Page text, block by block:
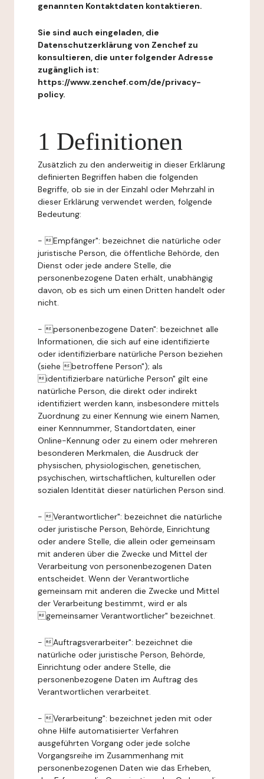
genannten Kontaktdaten kontaktieren.
Sie sind auch eingeladen, die
Datenschutzerklärung von Zenchef zu
konsultieren, die unter folgender Adresse
zugänglich ist:
https://www.zenchef.com/de/privacy-
policy.
1 Definitionen
Zusätzlich zu den anderweitig in dieser Erklärung
definierten Begriffen haben die folgenden
Begriffe, ob sie in der Einzahl oder Mehrzahl in
dieser Erklärung verwendet werden, folgende
Bedeutung:
- Empfänger": bezeichnet die natürliche oder
juristische Person, die öffentliche Behörde, den
Dienst oder jede andere Stelle, die
personenbezogene Daten erhält, unabhängig
davon, ob es sich um einen Dritten handelt oder
nicht.
- personenbezogene Daten": bezeichnet alle
Informationen, die sich auf eine identifizierte
oder identifizierbare natürliche Person beziehen
(siehe betroffene Person"); als
identifizierbare natürliche Person" gilt eine
natürliche Person, die direkt oder indirekt
identifiziert werden kann, insbesondere mittels
Zuordnung zu einer Kennung wie einem Namen,
einer Kennnummer, Standortdaten, einer
Online-Kennung oder zu einem oder mehreren
besonderen Merkmalen, die Ausdruck der
physischen, physiologischen, genetischen,
psychischen, wirtschaftlichen, kulturellen oder
sozialen Identität dieser natürlichen Person sind.
- Verantwortlicher": bezeichnet die natürliche
oder juristische Person, Behörde, Einrichtung
oder andere Stelle, die allein oder gemeinsam
mit anderen über die Zwecke und Mittel der
Verarbeitung von personenbezogenen Daten
entscheidet. Wenn der Verantwortliche
gemeinsam mit anderen die Zwecke und Mittel
der Verarbeitung bestimmt, wird er als
gemeinsamer Verantwortlicher" bezeichnet.
- Auftragsverarbeiter": bezeichnet die
natürliche oder juristische Person, Behörde,
Einrichtung oder andere Stelle, die
personenbezogene Daten im Auftrag des
Verantwortlichen verarbeitet.
- Verarbeitung": bezeichnet jeden mit oder
ohne Hilfe automatisierter Verfahren
ausgeführten Vorgang oder jede solche
Vorgangsreihe im Zusammenhang mit
personenbezogenen Daten wie das Erheben,